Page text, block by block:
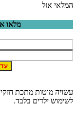
אזל
מלאו
מוטות מתכת חזקים
ילדים בלבד.